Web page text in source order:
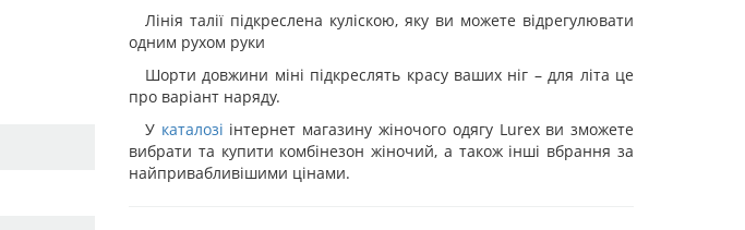
Лінія талії підкреслена куліскою, яку ви можете відрегулювати
одним рухом руки
Шорти довжини міні підкреслять красу ваших ніг – для літа це
про варіант наряду.
У каталозі інтернет магазину жіночого одягу Lurex ви зможете
вибрати та купити комбінезон жіночий, а також інші вбрання за
найпривабливішими цінами.